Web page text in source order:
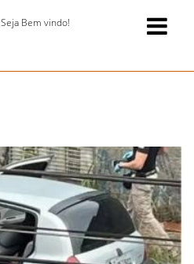
Seja Bem vindo!